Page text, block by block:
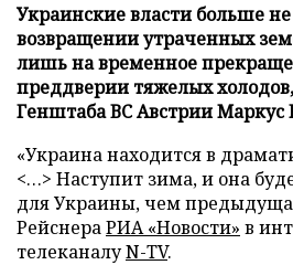
Украинские власти больше
возвращении утраченных
лишь на временное
преддверии тяжелых
Генштаба ВС Австрии Маркус
«Украина находится в
<…> Наступит зима, и она
для Украины, чем
РейснераРИА «Новости» в
телеканалуN-TV.